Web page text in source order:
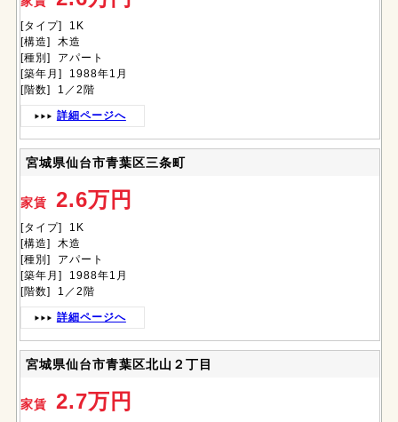
[タイプ] 1K
[構造] 木造
[種別] アパート
[築年月] 1988年1月
[階数] 1／2階
詳細ページへ
宮城県仙台市青葉区三条町
家賃 2.6万円
[タイプ] 1K
[構造] 木造
[種別] アパート
[築年月] 1988年1月
[階数] 1／2階
詳細ページへ
宮城県仙台市青葉区北山２丁目
家賃 2.7万円